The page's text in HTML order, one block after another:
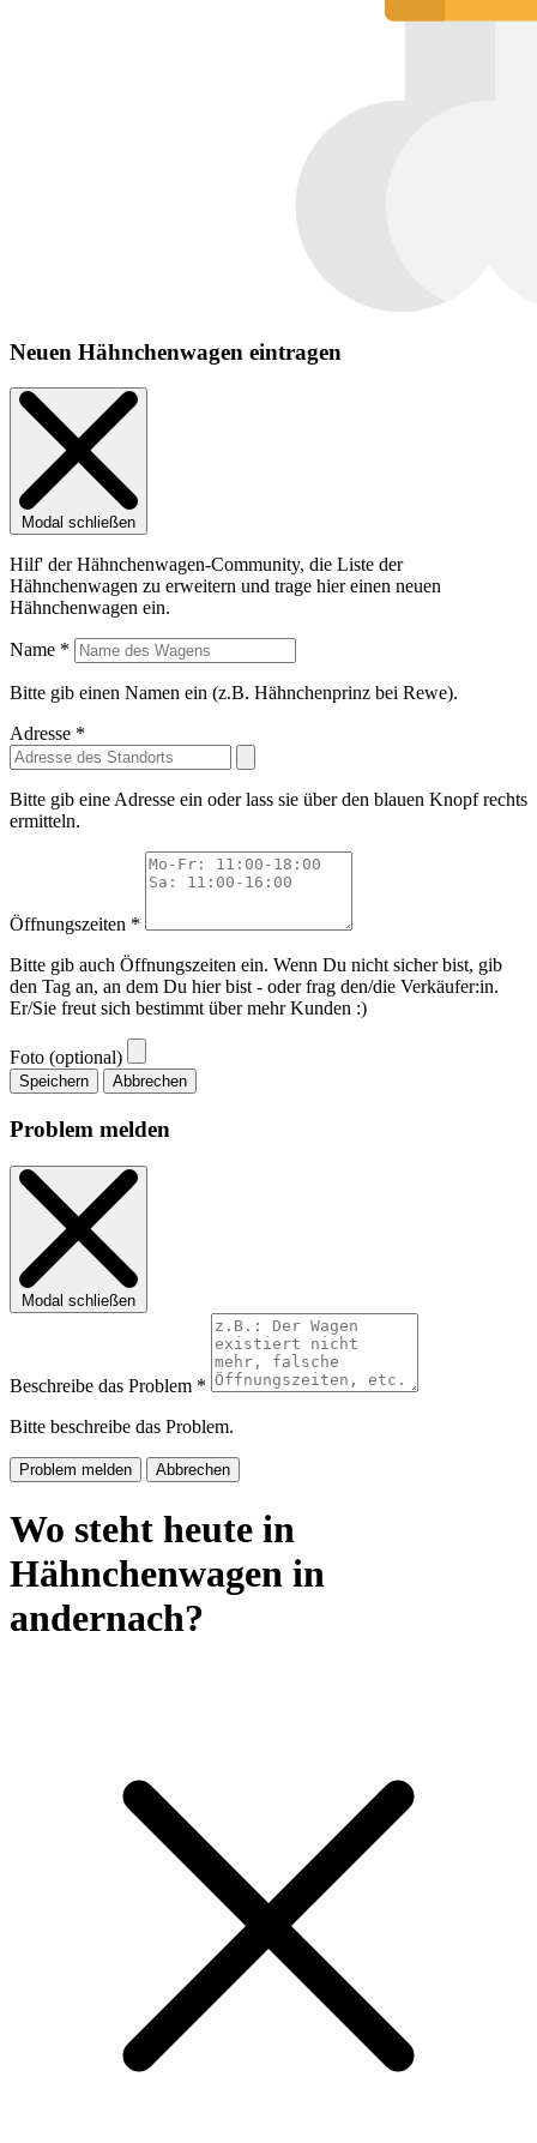
Neuen Hähnchenwagen eintragen
Modal schließen
Hilf' der Hähnchenwagen-Community, die Liste der
Hähnchenwagen zu erweitern und trage hier einen neuen
Hähnchenwagen ein.
Name *
Bitte gib einen Namen ein (z.B. Hähnchenprinz bei Rewe).
Adresse *
Bitte gib eine Adresse ein oder lass sie über den blauen Knopf rechts
ermitteln.
Öffnungszeiten *
Bitte gib auch Öffnungszeiten ein. Wenn Du nicht sicher bist, gib
den Tag an, an dem Du hier bist - oder frag den/die Verkäufer:in.
Er/Sie freut sich bestimmt über mehr Kunden :)
Foto (optional)
Speichern Abbrechen
Problem melden
Modal schließen
Beschreibe das Problem *
Bitte beschreibe das Problem.
Problem melden Abbrechen
Wo steht heute in
Hähnchenwagen in
andernach?